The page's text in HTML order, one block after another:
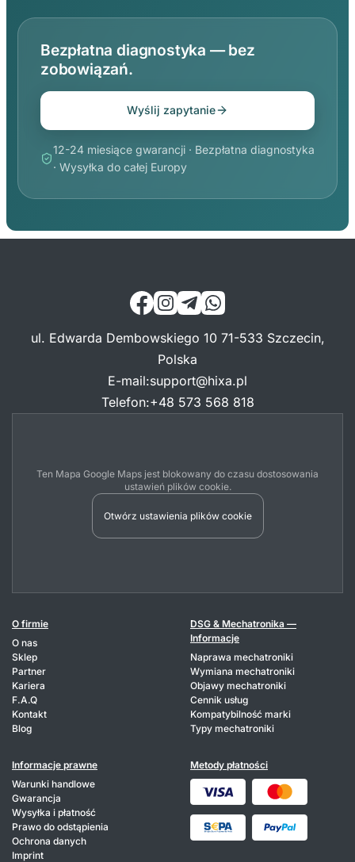
Bezpłatna diagnostyka — bez
zobowiązań.
Wyślij zapytanie
12-24 miesiące gwarancji · Bezpłatna diagnostyka
· Wysyłka do całej Europy
ul. Edwarda Dembowskiego 10 71-533 Szczecin,
Polska
E-mail:support@hixa.pl
Telefon:+48 573 568 818
Ten Mapa Google Maps jest blokowany do czasu dostosowania
ustawień plików cookie.
Otwórz ustawienia plików cookie
O firmie
O nas
Sklep
Partner
Kariera
F.A.Q
Kontakt
Blog
DSG & Mechatronika —
Informacje
Naprawa mechatroniki
Wymiana mechatroniki
Objawy mechatroniki
Cennik usług
Kompatybilność marki
Typy mechatroniki
Informacje prawne
Warunki handlowe
Gwarancja
Wysyłka i płatność
Prawo do odstąpienia
Ochrona danych
Imprint
Metody płatności